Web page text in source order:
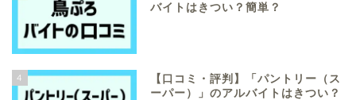
バイトはきつい？簡単？
4
【口コミ・評判】「パントリー（ス
ーパー）」のアルバイトはきつい？